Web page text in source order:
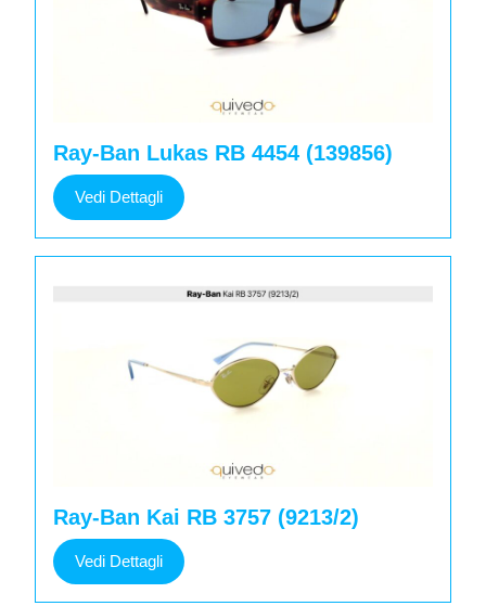
Ray-Ban Lukas RB 4454 (139856)
Vedi DettagliVedi
Dettagli
Ray-Ban Kai RB 3757 (9213/2)
Vedi DettagliVedi
Dettagli